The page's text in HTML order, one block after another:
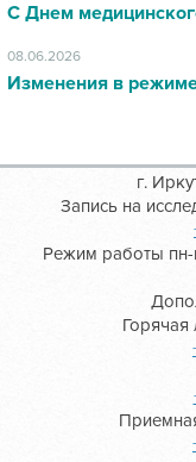
С Днем
08.06.2026
Изменения в
г.
Запись на
Режим работы пн-
Горячая